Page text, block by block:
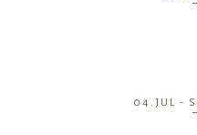
04.JUL -